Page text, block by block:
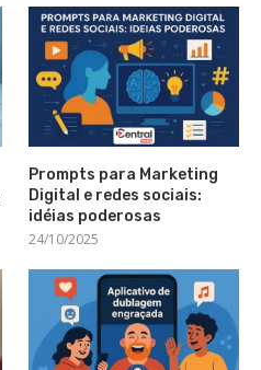
Prompts para Marketing
Digital e redes sociais:
idéias poderosas
24/10/2025